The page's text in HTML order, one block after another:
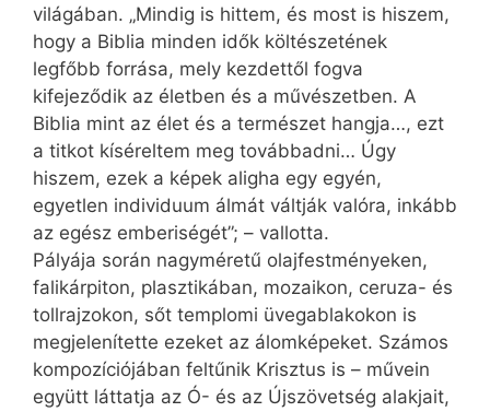
világában. „Mindig is hittem, és most is hiszem,
hogy a Biblia minden idők költészetének
legfőbb forrása, mely kezdettől fogva
kifejeződik az életben és a művészetben. A
Biblia mint az élet és a természet hangja…, ezt
a titkot kíséreltem meg továbbadni… Úgy
hiszem, ezek a képek aligha egy egyén,
egyetlen individuum álmát váltják valóra, inkább
az egész emberiségét”; – vallotta.
Pályája során nagyméretű olajfestményeken,
falikárpiton, plasztikában, mozaikon, ceruza- és
tollrajzokon, sőt templomi üvegablakokon is
megjelenítette ezeket az álomképeket. Számos
kompozíciójában feltűnik Krisztus is – művein
együtt láttatja az Ó- és az Újszövetség alakjait,